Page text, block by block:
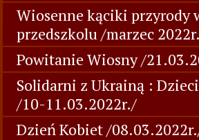
Wiosenne kąciki przyrody
przedszkolu /marzec
Powitanie Wiosny /
Solidarni z Ukrainą :
/10-11.03.2022r./
Dzień Kobiet /